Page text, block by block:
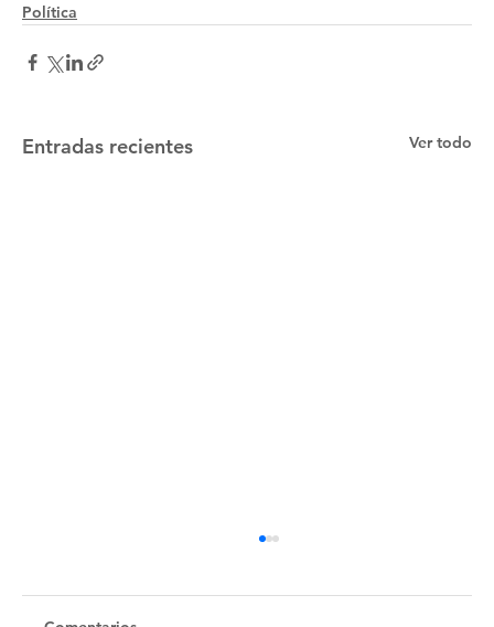
Política
Entradas recientes Ver todo